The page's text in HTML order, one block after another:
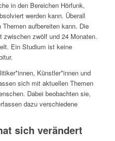
in den Bereichen Hörfunk,
werden kann. Überall
aufbereiten kann. Die
zwischen zwölf und 24 Monaten.
Ein Studium ist keine
Künstler*innen und
sich mit aktuellen Themen
Dabei beobachten sie,
dazu verschiedene
sich verändert